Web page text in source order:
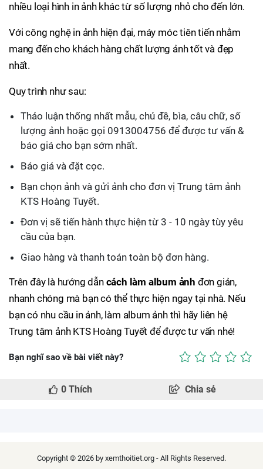
nhiều loại hình in ảnh khác từ số lượng nhỏ cho đến lớn.
Với công nghệ in ảnh hiện đại, máy móc tiên tiến nhằm
mang đến cho khách hàng chất lượng ảnh tốt và đẹp
nhất.
Quy trình như sau:
Thảo luận thống nhất mẫu, chủ đề, bìa, câu chữ, số
lượng ảnh hoặc gọi 0913004756 để được tư vấn &
báo giá cho bạn sớm nhất.
Báo giá và đặt cọc.
Bạn chọn ảnh và gửi ảnh cho đơn vị Trung tâm ảnh
KTS Hoàng Tuyết.
Đơn vị sẽ tiến hành thực hiện từ 3 - 10 ngày tùy yêu
cầu của bạn.
Giao hàng và thanh toán toàn bộ đơn hàng.
Trên đây là hướng dẫn cách làm album ảnh đơn giản,
nhanh chóng mà bạn có thể thực hiện ngay tại nhà. Nếu
bạn có nhu cầu in ảnh, làm album ảnh thì hãy liên hệ
Trung tâm ảnh KTS Hoàng Tuyết để được tư vấn nhé!
Bạn nghĩ sao về bài viết này?
0 Thích Chia sẻ
Copyright © 2026 by xemthoitiet.org - All Rights Reserved.